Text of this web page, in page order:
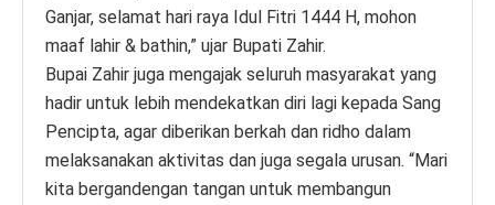
Ganjar, selamat hari raya Idul Fitri 1444 H, mohon
maaf lahir & bathin,” ujar Bupati Zahir.
Bupai Zahir juga mengajak seluruh masyarakat yang
hadir untuk lebih mendekatkan diri lagi kepada Sang
Pencipta, agar diberikan berkah dan ridho dalam
melaksanakan aktivitas dan juga segala urusan. “Mari
kita bergandengan tangan untuk membangun